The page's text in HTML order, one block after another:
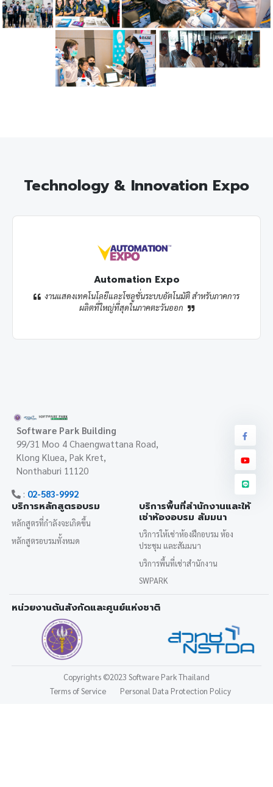
Technology & Innovation Expo
Automation Expo
งานแสดงเทคโนโลยีและโซลูชั่นระบบอัตโนมัติ สำหรับภาคการ
ผลิตที่ใหญ่ที่สุดในภาคตะวันออก
Software Park Building
99/31 Moo 4 Chaengwattana Road,
Klong Kluea, Pak Kret,
Nonthaburi 11120
: 02-583-9992
บริการหลักสูตรอบรม
หลักสูตรที่กำลังจะเกิดขึ้น
หลักสูตรอบรมทั้งหมด
บริการพื้นที่สำนักงานและให้
เช่าห้องอบรม สัมมนา
บริการให้เช่าห้องฝึกอบรม ห้อง
ประชุม และสัมมนา
บริการพื้นที่เช่าสำนักงาน
SWPARK
หน่วยงานต้นสังกัดและศูนย์แห่งชาติ
Copyrights ©2023 Software Park Thailand
Terms of Service
Personal Data Protection Policy